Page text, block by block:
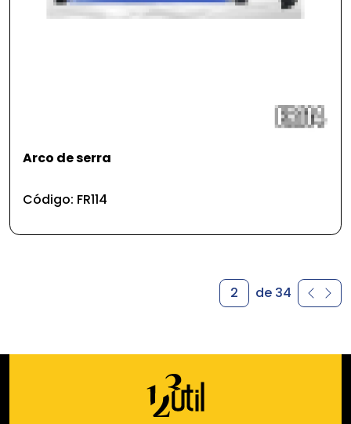
Arco de serra
Código: FR114
2 de 34